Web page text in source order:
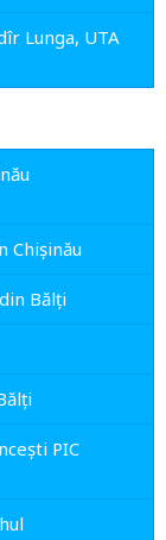
Lunga, UTA
Chişinău
Bălţi
PIC